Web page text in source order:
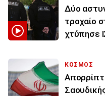
Δύο
τροχαίο
χτύπησε
ΚΟΣΜΟΣ